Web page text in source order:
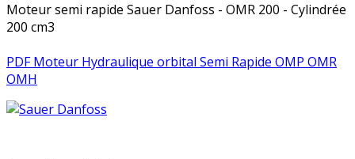
Moteur semi rapide Sauer Danfoss - OMR 200 - Cylindrée
200 cm3
PDF Moteur Hydraulique orbital Semi Rapide OMP OMR
OMH